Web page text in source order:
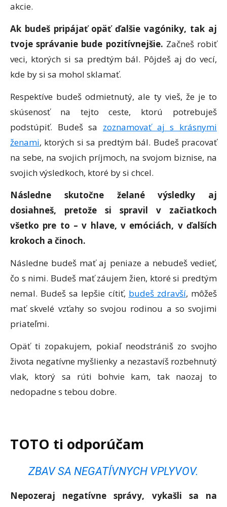
akcie.
Ak budeš pripájať opäť ďalšie vagóniky, tak aj
tvoje správanie bude pozitívnejšie. Začneš robiť
veci, ktorých si sa predtým bál. Pôjdeš aj do vecí,
kde by si sa mohol sklamať.
Respektíve budeš odmietnutý, ale ty vieš, že je to
skúsenosť na tejto ceste, ktorú potrebuješ
podstúpiť. Budeš sa zoznamovať aj s krásnymi
ženami, ktorých si sa predtým bál. Budeš pracovať
na sebe, na svojich príjmoch, na svojom biznise, na
svojich výsledkoch, ktoré by si chcel.
Následne skutočne želané výsledky aj
dosiahneš, pretože si spravil v začiatkoch
všetko pre to – v hlave, v emóciách, v ďalších
krokoch a činoch.
Následne budeš mať aj peniaze a nebudeš vedieť,
čo s nimi. Budeš mať záujem žien, ktoré si predtým
nemal. Budeš sa lepšie cítiť, budeš zdravší, môžeš
mať skvelé vzťahy so svojou rodinou a so svojimi
priateľmi.
Opäť ti zopakujem, pokiaľ neodstrániš zo svojho
života negatívne myšlienky a nezastavíš rozbehnutý
vlak, ktorý sa rúti bohvie kam, tak naozaj to
nedopadne s tebou dobre.
TOTO ti odporúčam
ZBAV SA NEGATÍVNYCH VPLYVOV.
Nepozeraj negatívne správy, vykašli sa na